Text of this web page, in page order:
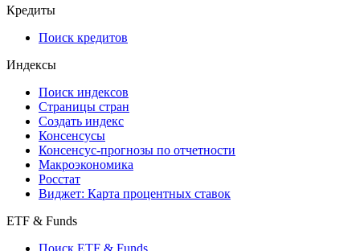
Кредиты
Поиск кредитов
Индексы
Поиск индексов
Страницы стран
Создать индекс
Консенсусы
Консенсус-прогнозы по отчетности
Макроэкономика
Росстат
Виджет: Карта процентных ставок
ETF & Funds
Поиск ETF & Funds